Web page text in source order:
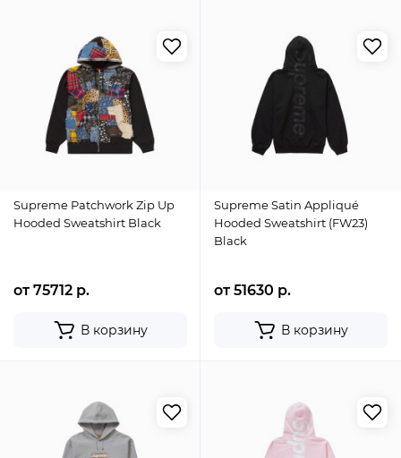
Supreme Patchwork Zip Up
Hooded Sweatshirt Black
от 75712 р.
В корзину
Supreme Satin Appliqué
Hooded Sweatshirt (FW23)
Black
от 51630 р.
В корзину